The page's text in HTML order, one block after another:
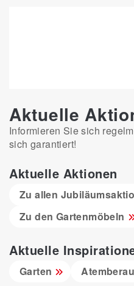
Aktuelle
Informieren Sie sich
sich garantiert!
Aktuelle Aktionen
Zu allen
Zu den Gartenmöbeln
Aktuelle
Garten